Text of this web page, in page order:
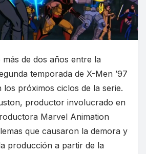
más de dos años entre la
temporada de X-Men ’97
los próximos ciclos de la serie.
productor involucrado en
Marvel Animation
que causaron la demora y
producción a partir de la